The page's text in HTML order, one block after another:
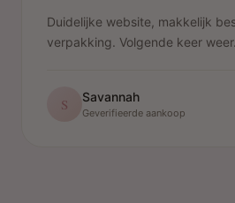
Duidelijke website, makkelijk
verpakking. Volgende keer weer.
S Savannah
Geverifieerde aankoop